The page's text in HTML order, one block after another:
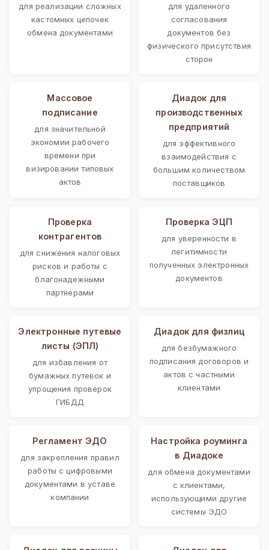
для реализации сложных
кастомных цепочек
обмена документами
для удаленного
согласования
документов без
физического присутствия
сторон
Массовое
подписание
для значительной
экономии рабочего
времени при
визировании типовых
актов
Диадок для
производственных
предприятий
для эффективного
взаимодействия с
большим количеством
поставщиков
Проверка
контрагентов
для снижения налоговых
рисков и работы с
благонадежными
партнерами
Проверка ЭЦП
для уверенности в
легитимности
полученных электронных
документов
Электронные путевые
листы (ЭПЛ)
для избавления от
бумажных путевок и
упрощения проверок
ГИБДД
Диадок для физлиц
для безбумажного
подписания договоров и
актов с частными
клиентами
Регламент ЭДО
для закрепления правил
работы с цифровыми
документами в уставе
компании
Настройка роуминга
в Диадоке
для обмена документами
с клиентами,
использующими другие
системы ЭДО